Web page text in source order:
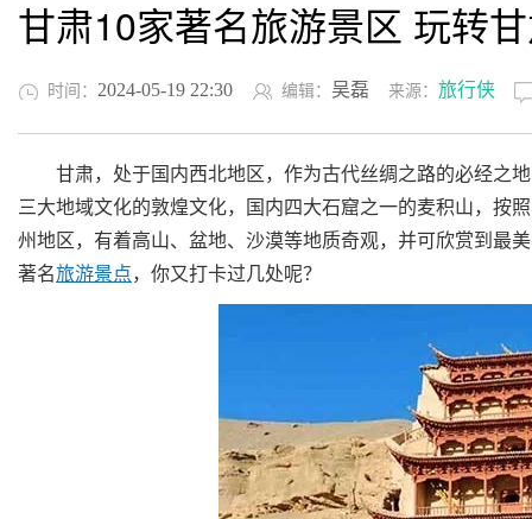
甘肃10家著名旅游景区 玩转
时间： 2024-05-19 22:30 编辑： 吴磊 来源： 旅行侠
甘肃，处于国内西北地区，作为古代丝绸之路的必经之地
三大地域文化的敦煌文化，国内四大石窟之一的麦积山，按
州地区，有着高山、盆地、沙漠等地质奇观，并可欣赏到最
著名旅游景点，你又打卡过几处呢？